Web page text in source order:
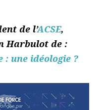
de l’ACSE,
Harbulot de :
: une idéologie ?